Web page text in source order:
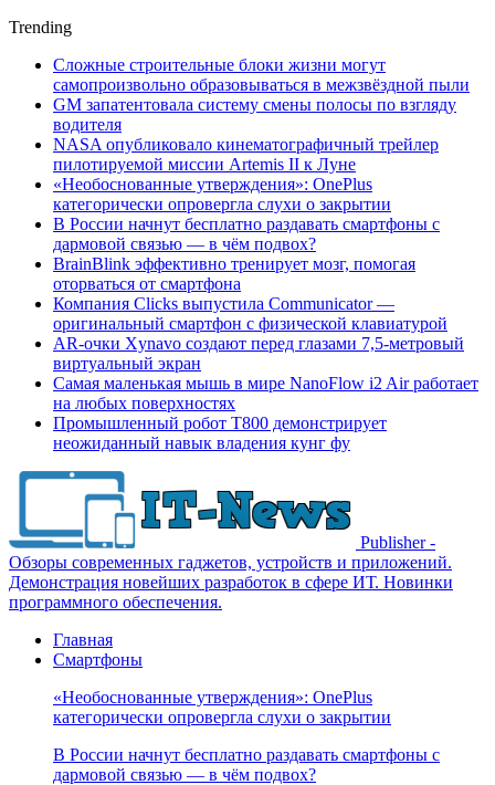
Trending
Сложные строительные блоки жизни могут
самопроизвольно образовываться в межзвёздной пыли
GM запатентовала систему смены полосы по взгляду
водителя
NASA опубликовало кинематографичный трейлер
пилотируемой миссии Artemis II к Луне
«Необоснованные утверждения»: OnePlus
категорически опровергла слухи о закрытии
В России начнут бесплатно раздавать смартфоны с
дармовой связью — в чём подвох?
BrainBlink эффективно тренирует мозг, помогая
оторваться от смартфона
Компания Clicks выпустила Communicator —
оригинальный смартфон с физической клавиатурой
AR-очки Xynavo создают перед глазами 7,5-метровый
виртуальный экран
Самая маленькая мышь в мире NanoFlow i2 Air работает
на любых поверхностях
Промышленный робот Т800 демонстрирует
неожиданный навык владения кунг фу
Publisher -
Обзоры современных гаджетов, устройств и приложений.
Демонстрация новейших разработок в сфере ИТ. Новинки
программного обеспечения.
Главная
Смартфоны
«Необоснованные утверждения»: OnePlus
категорически опровергла слухи о закрытии
В России начнут бесплатно раздавать смартфоны с
дармовой связью — в чём подвох?